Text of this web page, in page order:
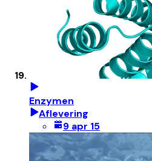
Enzymen
Aflevering
9 apr 15